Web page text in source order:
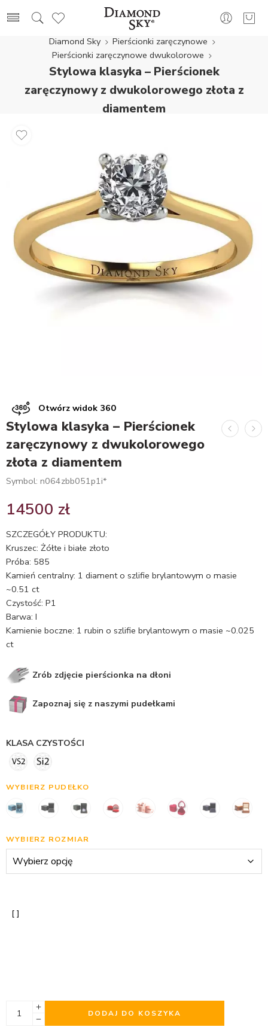
Diamond Sky
Pierścionki zaręczynowe
Pierścionki zaręczynowe dwukolorowe
Stylowa klasyka – Pierścionek
zaręczynowy z dwukolorowego złota z
diamentem
Otwórz widok 360
Stylowa klasyka – Pierścionek
zaręczynowy z dwukolorowego
złota z diamentem
Symbol: n064zbb051p1i*
14500 zł
SZCZEGÓŁY PRODUKTU:
Kruszec: Żółte i białe złoto
Próba: 585
Kamień centralny: 1 diament o szlifie brylantowym o masie
~0.51 ct
Czystość: P1
Barwa: I
Kamienie boczne: 1 rubin o szlifie brylantowym o masie ~0.025
ct
Zrób zdjęcie pierścionka na dłoni
Zapoznaj się z naszymi pudełkami
KLASA CZYSTOŚCI
WYBIERZ PUDEŁKO
WYBIERZ ROZMIAR
DODAJ DO KOSZYKA